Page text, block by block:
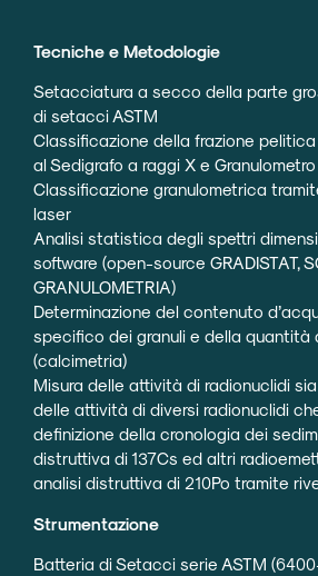
Tecniche e Metodologie
Setacciatura a secco della parte
di setacci ASTM
Classificazione della frazione pelitica
al Sedigrafo a raggi X e
Classificazione granulometrica
laser
Analisi statistica degli spettri
software (open-source GRADISTAT,
GRANULOMETRIA)
Determinazione del contenuto
specifico dei granuli e della quantità
(calcimetria)
Misura delle attività di radionuclidi
delle attività di diversi radionuclidi
definizione della cronologia dei
distruttiva di 137Cs ed altri
analisi distruttiva di 210Po tramite
Strumentazione
Batteria di Setacci serie ASTM